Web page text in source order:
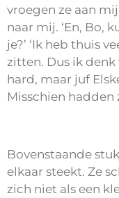
vroegen ze aan
naar mij. ‘En, Bo,
je?’ ‘Ik heb thuis
zitten. Dus ik denk
hard, maar juf
Misschien hadden
Bovenstaande
elkaar steekt. Ze
zich niet als een